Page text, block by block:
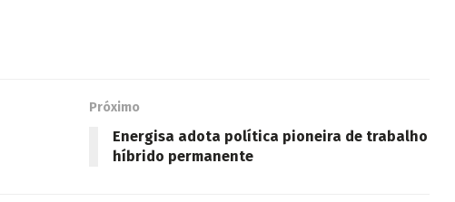
Próximo
Energisa adota política pioneira de trabalho
híbrido permanente